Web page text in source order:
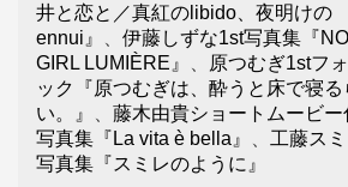
井と恋と／真紅のlibido、夜明けの
ennui』
伊藤しずな1st写真集『
GIRL LUMIÈRE』
原つむぎ1stフ
ック『原つむぎは、酔うと床で寝る
い。』
藤木由貴ショートムービー
写真集『La vita è bella』
工藤ス
写真集『スミレのように』